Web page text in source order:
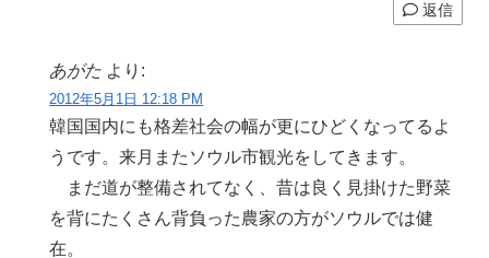
返信
あがた より:
2012年5月1日 12:18 PM
韓国国内にも格差社会の幅が更にひどくなってるよ
うです。来月またソウル市観光をしてきます。
まだ道が整備されてなく、昔は良く見掛けた野菜
を背にたくさん背負った農家の方がソウルでは健
在。